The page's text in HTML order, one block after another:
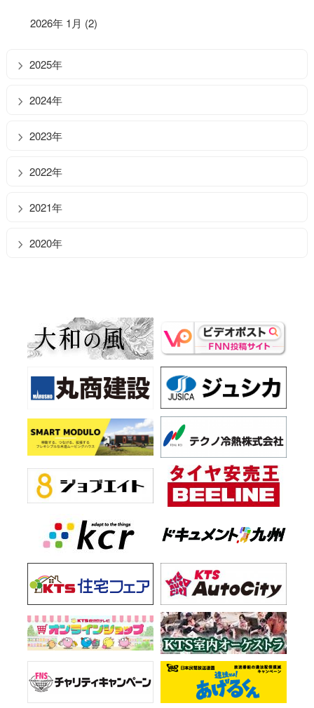
2026年 1月 (2)
2025年
2024年
2023年
2022年
2021年
2020年